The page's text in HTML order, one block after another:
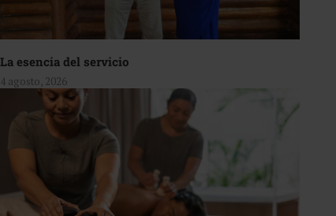
La esencia del servicio
4 agosto, 2026